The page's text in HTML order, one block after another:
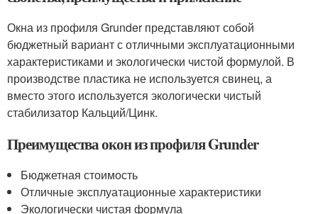
Окна из профиля Grunder представляют собой
бюджетный вариант с отличными эксплуатационными
характеристиками и экологически чистой формулой. В
производстве пластика не используется свинец, а
вместо этого используется экологически чистый
стабилизатор Кальций/Цинк.
Преимущества окон из профиля Grunder
Бюджетная стоимость
Отличные эксплуатационные характеристики
Экологически чистая формула